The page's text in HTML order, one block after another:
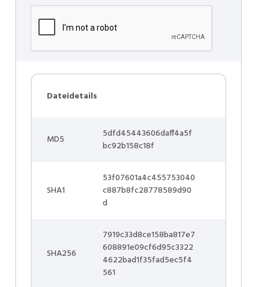
Dateidetails
MD5
5dfd45443606daff4a5f
bc92b158c18f
SHA1
53f07601a4c455753040
c887b8fc28778589d90
d
SHA256
7919c33d8ce158ba817e7
608891e09cf6d95c3322
4622bad1f35fad5ec5f4
561